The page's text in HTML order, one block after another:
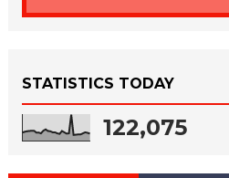
STATISTICS TODAY
122,075